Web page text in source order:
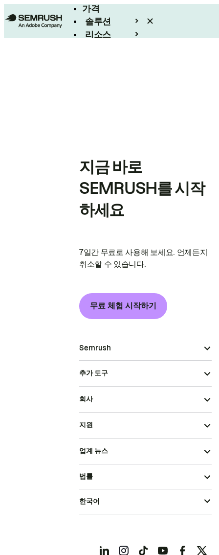
가격
솔루션
리소스
지금 바로
SEMRUSH를 시작
하세요
7일간 무료로 사용해 보세요. 언제든지
취소할 수 있습니다.
무료 체험 시작하기
Semrush
추가 도구
회사
지원
업계 뉴스
법률
한국어